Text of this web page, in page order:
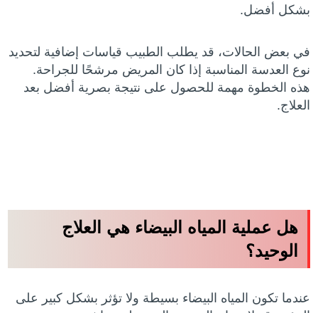
بشكل أفضل.
في بعض الحالات، قد يطلب الطبيب قياسات إضافية لتحديد
نوع العدسة المناسبة إذا كان المريض مرشحًا للجراحة.
هذه الخطوة مهمة للحصول على نتيجة بصرية أفضل بعد
العلاج.
هل عملية المياه البيضاء هي العلاج
الوحيد؟
عندما تكون المياه البيضاء بسيطة ولا تؤثر بشكل كبير على